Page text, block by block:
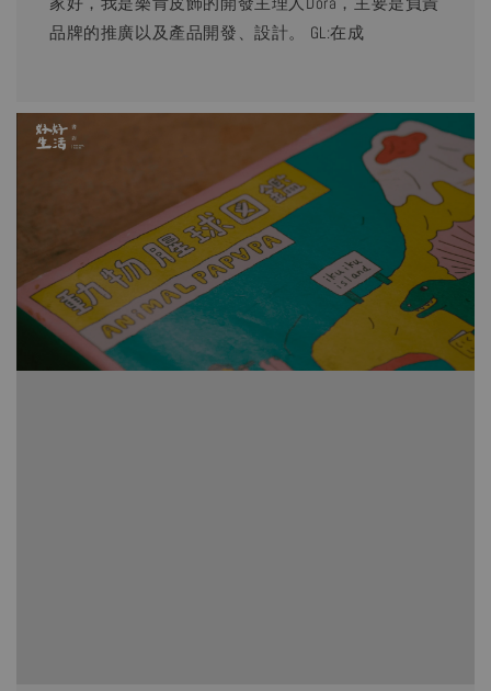
品牌的推廣以及產品開發、設計。 GL:在成